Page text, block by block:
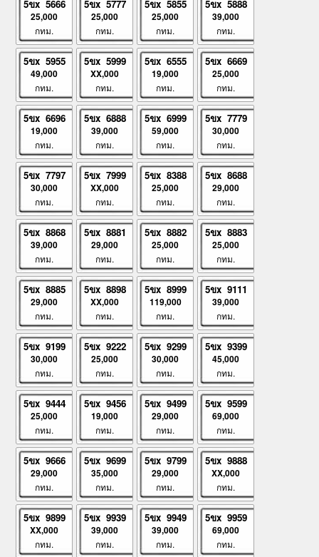
5ขx 5666
25,000
กทม.
5ขx 5777
25,000
กทม.
5ขx 5855
25,000
กทม.
5ขx 5888
39,000
กทม.
5ขx 5955
49,000
กทม.
5ขx 5999
XX,000
กทม.
5ขx 6555
19,000
กทม.
5ขx 6669
25,000
กทม.
5ขx 6696
19,000
กทม.
5ขx 6888
39,000
กทม.
5ขx 6999
59,000
กทม.
5ขx 7779
30,000
กทม.
5ขx 7797
30,000
กทม.
5ขx 7999
XX,000
กทม.
5ขx 8388
25,000
กทม.
5ขx 8688
29,000
กทม.
5ขx 8868
39,000
กทม.
5ขx 8881
29,000
กทม.
5ขx 8882
25,000
กทม.
5ขx 8883
25,000
กทม.
5ขx 8885
29,000
กทม.
5ขx 8898
XX,000
กทม.
5ขx 8999
119,000
กทม.
5ขx 9111
39,000
กทม.
5ขx 9199
30,000
กทม.
5ขx 9222
25,000
กทม.
5ขx 9299
30,000
กทม.
5ขx 9399
45,000
กทม.
5ขx 9444
25,000
กทม.
5ขx 9456
19,000
กทม.
5ขx 9499
29,000
กทม.
5ขx 9599
69,000
กทม.
5ขx 9666
29,000
กทม.
5ขx 9699
35,000
กทม.
5ขx 9799
29,000
กทม.
5ขx 9888
XX,000
กทม.
5ขx 9899
XX,000
กทม.
5ขx 9939
39,000
กทม.
5ขx 9949
39,000
กทม.
5ขx 9959
69,000
กทม.